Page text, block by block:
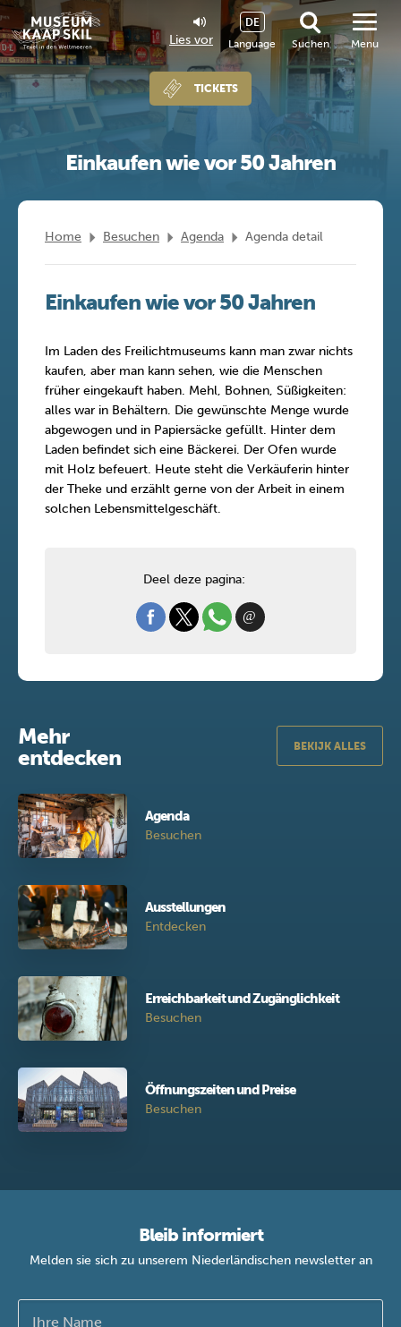
Lies vor Language
DE
Suchen
TICKETS
Menu
Einkaufen wie vor 50 Jahren
Home Besuchen Agenda Agenda detail
Einkaufen wie vor 50 Jahren
Im Laden des Freilichtmuseums kann man zwar nichts
kaufen, aber man kann sehen, wie die Menschen
früher eingekauft haben. Mehl, Bohnen, Süßigkeiten:
alles war in Behältern. Die gewünschte Menge wurde
abgewogen und in Papiersäcke gefüllt. Hinter dem
Laden befindet sich eine Bäckerei. Der Ofen wurde
mit Holz befeuert. Heute steht die Verkäuferin hinter
der Theke und erzählt gerne von der Arbeit in einem
solchen Lebensmittelgeschäft.
Deel deze pagina:
Mehr
entdecken
BEKIJK ALLES
Agenda
Besuchen
Ausstellungen
Entdecken
Erreichbarkeit und Zugänglichkeit
Besuchen
Öffnungszeiten und Preise
Besuchen
Bleib informiert
Melden sie sich zu unserem Niederländischen newsletter an